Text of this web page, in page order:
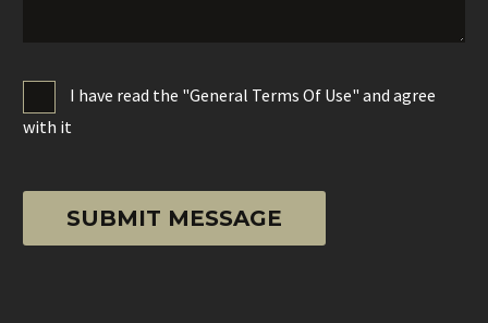
I have read the "General Terms Of Use" and agree
with it